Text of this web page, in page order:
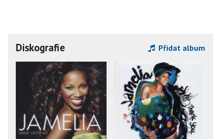
Diskografie Přidat album